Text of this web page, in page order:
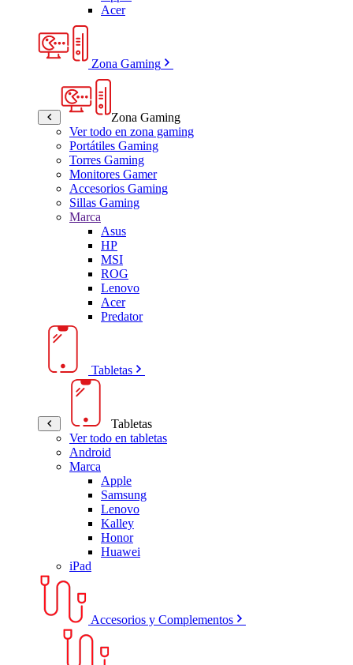
Acer
Zona Gaming
Zona Gaming
Ver todo en zona gaming
Portátiles Gaming
Torres Gaming
Monitores Gamer
Accesorios Gaming
Sillas Gaming
Marca
Asus
HP
MSI
ROG
Lenovo
Acer
Predator
Tabletas
Tabletas
Ver todo en tabletas
Android
Marca
Apple
Samsung
Lenovo
Kalley
Honor
Huawei
iPad
Accesorios y Complementos